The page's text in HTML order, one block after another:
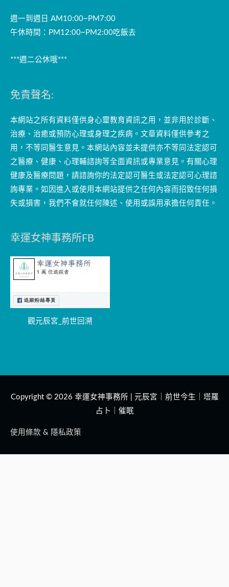
週一到週日 AM10:00~PM7:00
午休時間：PM12:00~PM2:00吃飯去
***週二公休哦***
免責聲名:
本網站之所有資料僅供身心靈教育資訊之用，並非用於診斷、
治療、治癒或預防心理或身理之疾病。文章資料僅供參考之
用，不等同醫生意見。本網站內容並未提供亦不等同法定認可
之醫療、健康、心理輔諮詢等全面資訊或專業意見。有關心理
健康及醫療問題，請諮詢你的法定認可醫生或法定認可心理諮
詢專業。如因進入或使用本網站提供之任何內容而招致任何損
失或損害，我們不會就任何陳述、使用或誤用承擔任何責任。
幸運女神事務所FB
觀元辰宮_前世回溯
Copyright © 2026 幸運女神事務所 | 元辰宮｜前世今生｜塔羅
占卜｜催眠
使用條款 & 隱私政策